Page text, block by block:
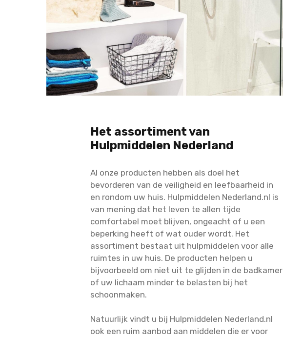
Het assortiment van
Hulpmiddelen Nederland
Al onze producten hebben als doel het
bevorderen van de veiligheid en leefbaarheid in
en rondom uw huis. Hulpmiddelen Nederland.nl is
van mening dat het leven te allen tijde
comfortabel moet blijven, ongeacht of u een
beperking heeft of wat ouder wordt. Het
assortiment bestaat uit hulpmiddelen voor alle
ruimtes in uw huis. De producten helpen u
bijvoorbeeld om niet uit te glijden in de badkamer
of uw lichaam minder te belasten bij het
schoonmaken.
Natuurlijk vindt u bij Hulpmiddelen Nederland.nl
ook een ruim aanbod aan middelen die er voor